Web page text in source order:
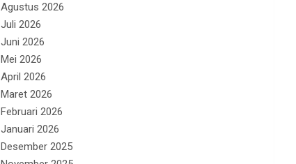
Agustus 2026
Juli 2026
Juni 2026
Mei 2026
April 2026
Maret 2026
Februari 2026
Januari 2026
Desember 2025